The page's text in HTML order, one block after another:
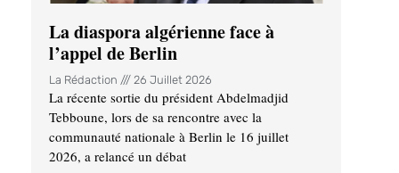
La diaspora algérienne face à
l’appel de Berlin
La Rédaction 26 Juillet 2026
La récente sortie du président Abdelmadjid
Tebboune, lors de sa rencontre avec la
communauté nationale à Berlin le 16 juillet
2026, a relancé un débat